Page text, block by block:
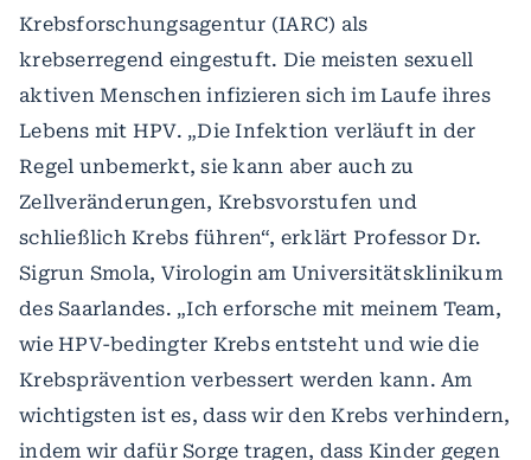
Krebsforschungsagentur (IARC) als
krebserregend eingestuft. Die meisten sexuell
aktiven Menschen infizieren sich im Laufe ihres
Lebens mit HPV. „Die Infektion verläuft in der
Regel unbemerkt, sie kann aber auch zu
Zellveränderungen, Krebsvorstufen und
schließlich Krebs führen“, erklärt Professor Dr.
Sigrun Smola, Virologin am Universitätsklinikum
des Saarlandes. „Ich erforsche mit meinem Team,
wie HPV-bedingter Krebs entsteht und wie die
Krebsprävention verbessert werden kann. Am
wichtigsten ist es, dass wir den Krebs verhindern,
indem wir dafür Sorge tragen, dass Kinder gegen